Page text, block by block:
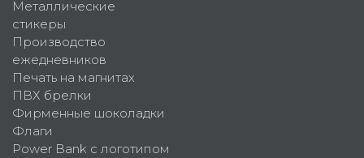
Металлические
стикеры
Производство
ежедневников
Печать на магнитах
ПВХ брелки
Фирменные шоколадки
Флаги
Power Bank с логотипом